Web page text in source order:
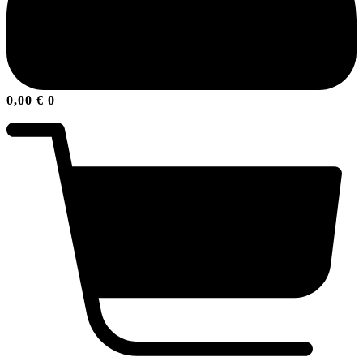
0,00 € 0